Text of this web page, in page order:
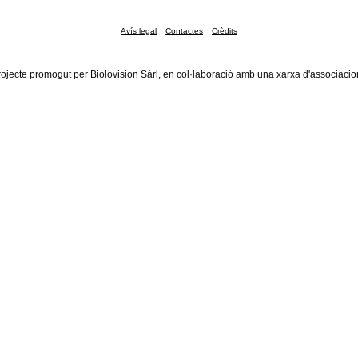
Avís legal Contactes Crèdits
promogut per Biolovision Sàrl, en col·laboració amb una xarxa